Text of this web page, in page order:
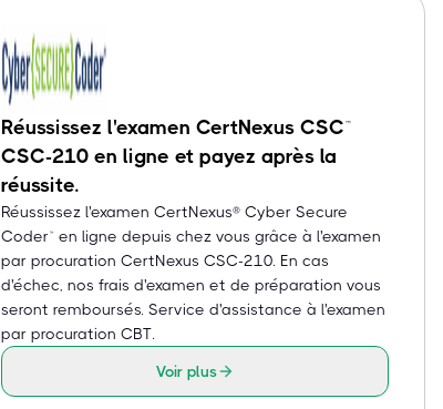
Réussissez l'examen CertNexus CSC™
CSC-210 en ligne et payez après la
réussite.
Réussissez l'examen CertNexus® Cyber Secure
Coder™ en ligne depuis chez vous grâce à l'examen
par procuration CertNexus CSC-210. En cas
d'échec, nos frais d'examen et de préparation vous
seront remboursés. Service d'assistance à l'examen
par procuration CBT.
Voir plus